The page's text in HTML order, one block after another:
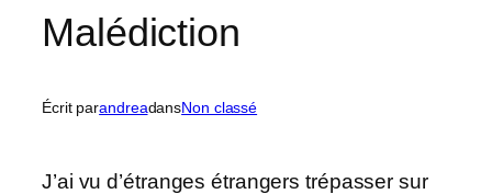
Malédiction
Écrit parandreadansNon classé
J’ai vu d’étranges étrangers trépasser sur